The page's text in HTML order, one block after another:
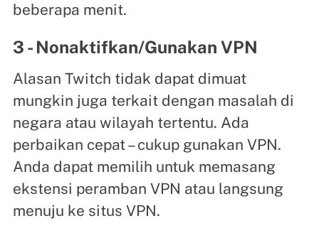
beberapa menit.
3 - Nonaktifkan/Gunakan VPN
Alasan Twitch tidak dapat dimuat
mungkin juga terkait dengan masalah di
negara atau wilayah tertentu. Ada
perbaikan cepat – cukup gunakan VPN.
Anda dapat memilih untuk memasang
ekstensi peramban VPN atau langsung
menuju ke situs VPN.